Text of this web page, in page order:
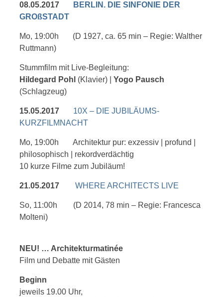
08.05.2017
BERLIN. DIE SINFONIE DER
GROßSTADT
Mo, 19:00h
(D 1927, ca. 65 min – Regie: Walther
Ruttmann)
Stummfilm mit Live-Begleitung:
Hildegard Pohl (Klavier) | Yogo Pausch
(Schlagzeug)
15.05.2017
10X – DIE JUBILÄUMS-
KURZFILMNACHT
Mo, 19:00h
Architektur pur: exzessiv | profund |
philosophisch | rekordverdächtig
10 kurze Filme zum Jubiläum!
21.05.2017 WHERE ARCHITECTS LIVE
So, 11:00h (D 2014, 78 min – Regie: Francesca
Molteni)
NEU! … Architekturmatinée
Film und Debatte mit Gästen
Beginn
jeweils 19.00 Uhr,